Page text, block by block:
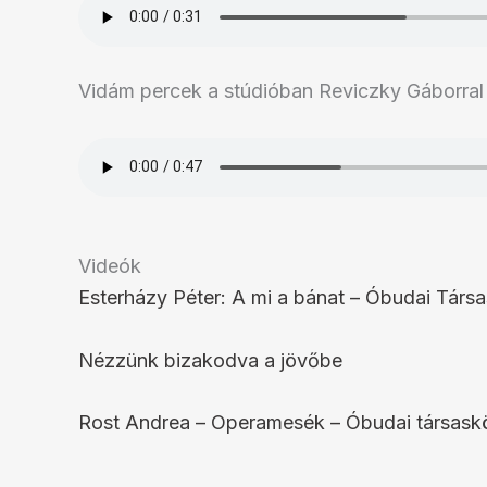
Vidám percek a stúdióban Reviczky Gáborral
Videók
Esterházy Péter: A mi a bánat – Óbudai
Nézzünk bizakodva a jövőbe
Rost Andrea – Operamesék – Óbudai